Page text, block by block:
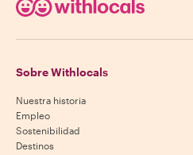
Sobre Withlocals
Nuestra historia
Empleo
Sostenibilidad
Destinos